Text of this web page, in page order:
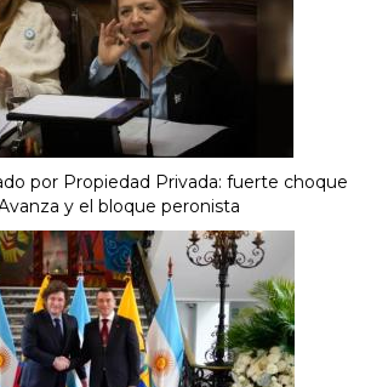
por Propiedad Privada: fuerte choque
y el bloque peronista